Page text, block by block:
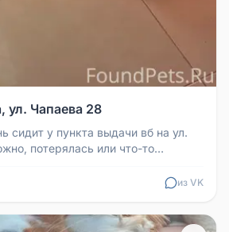
ул. Чапаева 28
сидит у пункта выдачи вб на ул.
потерялась или что-то
из VK